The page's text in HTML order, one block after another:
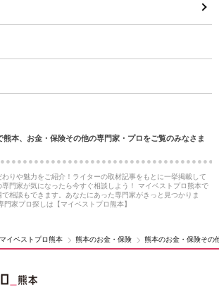
熊本、お金・保険その他の専門家・プロをご覧のみなさま
りや魅力をご紹介！ライターの取材記事をもとに一挙掲載して
門家が気になったら今すぐ相談しよう！ マイベストプロ熊本で
相談もできます。あなたにあった専門家がきっと見つかりま
家プロ探しは【マイベストプロ熊本】
マイベストプロ熊本 熊本のお金・保険 熊本のお金・保険その